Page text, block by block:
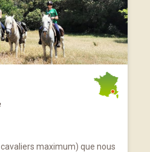
maximum) que nous